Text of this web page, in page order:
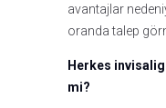
avantajlar
oranda talep
Herkes
mi?